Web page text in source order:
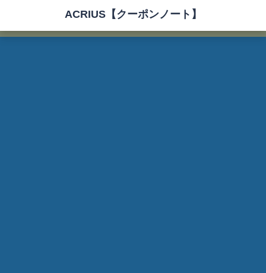
ACRIUS【クーポンノート】